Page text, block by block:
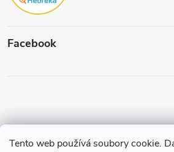
Tento web používá soubory cookie.
Facebook